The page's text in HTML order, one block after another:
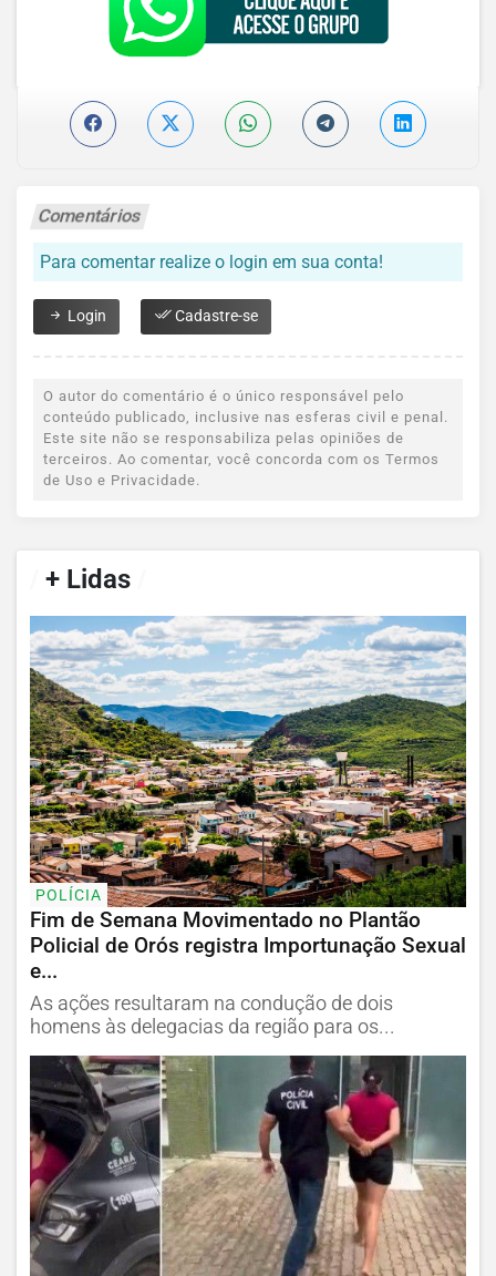
Comentários
Para comentar realize o login em sua conta!
Login Cadastre-se
O autor do comentário é o único responsável pelo
conteúdo publicado, inclusive nas esferas civil e penal.
Este site não se responsabiliza pelas opiniões de
terceiros. Ao comentar, você concorda com os Termos
de Uso e Privacidade.
+ Lidas
POLÍCIA
Fim de Semana Movimentado no Plantão
Policial de Orós registra Importunação Sexual
e...
As ações resultaram na condução de dois
homens às delegacias da região para os...